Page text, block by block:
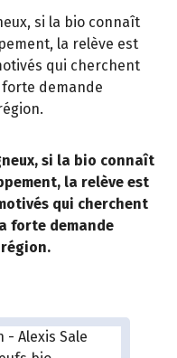
si la bio connaît
la relève est
qui cherchent
demande
si la bio connaît
la relève est
qui cherchent
forte demande